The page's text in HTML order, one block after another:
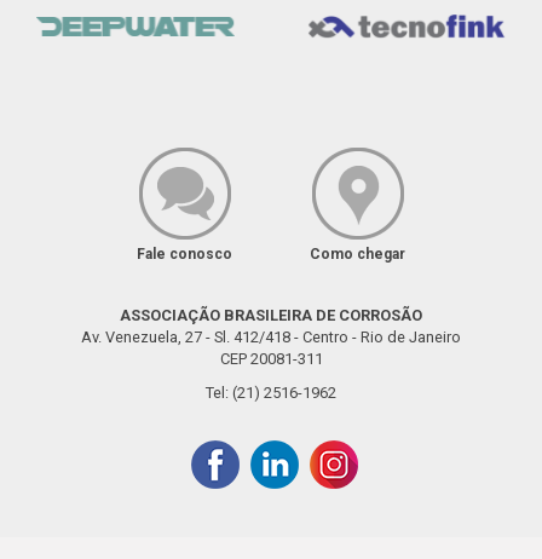
Fale conosco Como chegar
ASSOCIAÇÃO BRASILEIRA DE CORROSÃO
Av. Venezuela, 27 - Sl. 412/418 - Centro - Rio de Janeiro
CEP 20081-311
Tel: (21) 2516-1962